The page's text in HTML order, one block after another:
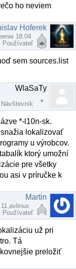
ho neviem
Hoferek
18.04
Používateľ
sem sources.list
WlaSaTy
Návštevník
*-l10n-sk.
lokalizovať
u výrobcov.
ktorý umožní
pre všetky
asi v príručke k
Martin
Používateľ
už pri
Tá
preložiť